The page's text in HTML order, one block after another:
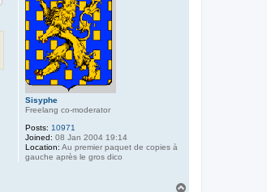
Sisyphe
Freelang co-moderator
Posts: 10971
Joined: 08 Jan 2004 19:14
Location: Au premier paquet de copies à
gauche après le gros dico